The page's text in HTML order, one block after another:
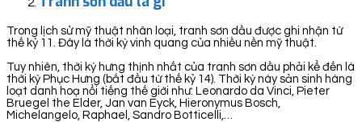
Trong lịch sử mỹ thuật nhân loại, tranh sơn dầu được ghi nhận từ
thế kỷ 11. Đây là thời kỳ vinh quang của nhiều nền mỹ thuật.
Tuy nhiên, thời kỳ hưng thịnh nhất của tranh sơn dầu phải kể đến là
thời kỳ Phục Hưng (bắt đầu từ thế kỷ 14). Thời kỳ này sản sinh hàng
loạt danh hoạ nổi tiếng thế giới như: Leonardo da Vinci, Pieter
Bruegel the Elder, Jan van Eyck, Hieronymus Bosch,
Michelangelo, Raphael, Sandro Botticelli,…